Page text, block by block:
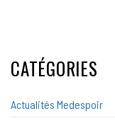
CATÉGORIES
Actualités Medespoir